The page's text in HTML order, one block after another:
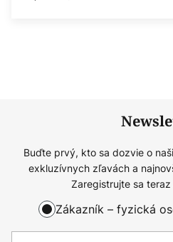
Buďte prvý, kto sa dozvie o
exkluzívnych zľavách a
Zaregistrujte sa
Zákazník – fyzická